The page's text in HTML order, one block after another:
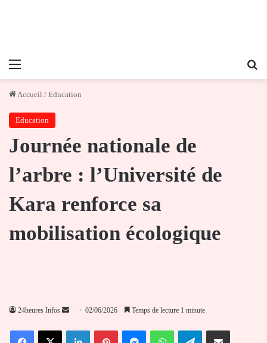
Menu
Accueil / Education
Education
Journée nationale de
l’arbre : l’Université de
Kara renforce sa
mobilisation écologique
24heures Infos
Envoyer
courriel
02/06/2026 Temps de lecture 1 minute
FacebookX LinkedinPinterestMessengerWhatsAppTelegramPartager par email